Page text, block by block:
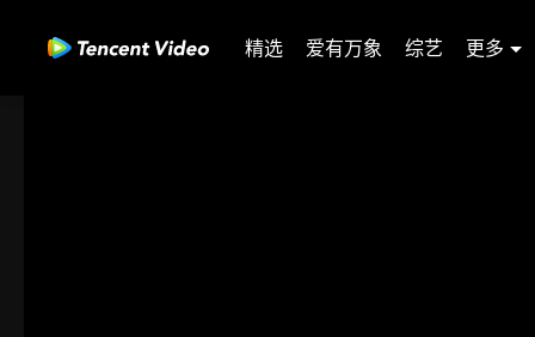
精选 爱有万象 综艺 更多